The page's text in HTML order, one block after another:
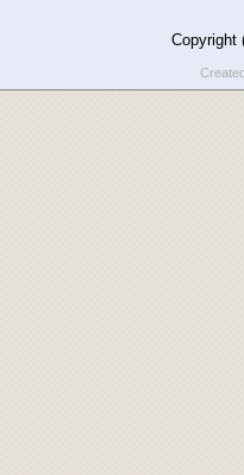
Copyright